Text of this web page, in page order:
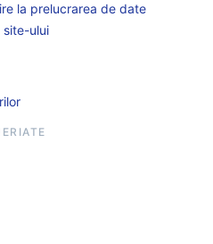
la prelucrarea de date
site-ului